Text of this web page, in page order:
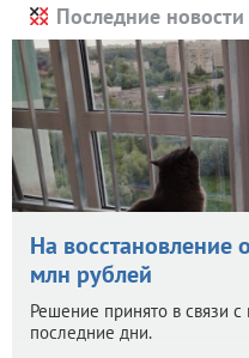
Последние новости
На восстановление
млн рублей
Решение принято в связи
последние дни.